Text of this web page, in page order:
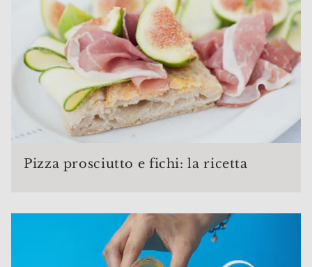
Pizza prosciutto e fichi: la ricetta